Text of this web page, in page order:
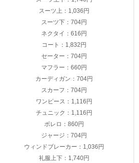
スーツ上：1,036円
スーツ下：704円
ネクタイ：616円
コート：1,832円
セーター：704円
マフラー：660円
カーディガン：704円
スカーフ：704円
ワンピース：1,116円
チュニック：1,116円
ボレロ：860円
ジャージ：704円
ウィンドブレーカー：1,036円
礼服上下：1,740円